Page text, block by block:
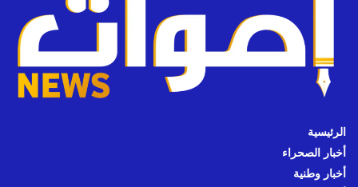
الرئيسية
أخبار الصحراء
أخبار وطنية